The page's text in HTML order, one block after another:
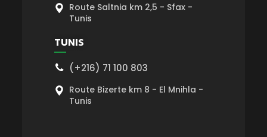
Route Saltnia km 2,5 - Sfax -
Tunis
TUNIS
(+216) 71 100 803
Route Bizerte km 8 - El Mnihla -
Tunis